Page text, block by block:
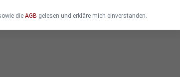
die AGB gelesen und erkläre mich einverstanden.